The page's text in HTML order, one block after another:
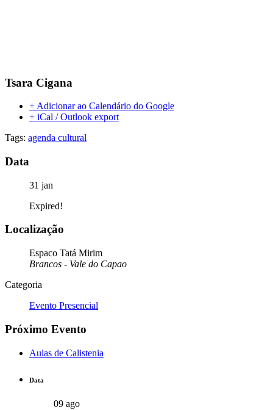
Tsara Cigana
+ Adicionar ao Calendário do Google
+ iCal / Outlook export
Tags: agenda cultural
Data
31 jan
Expired!
Localização
Espaco Tatá Mirim
Brancos - Vale do Capao
Categoria
Evento Presencial
Próximo Evento
Aulas de Calistenia
Data
09 ago